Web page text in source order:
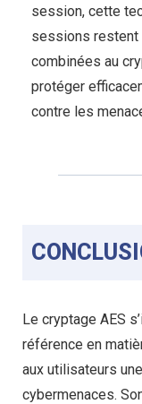
session, cette
sessions restent
combinées au
protéger
contre les
Le cryptage AES
référence en
aux utilisateurs
cybermenaces.